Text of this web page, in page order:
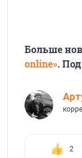
Больше
online».
2